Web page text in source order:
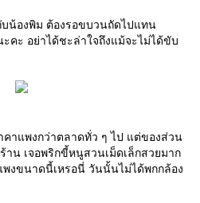
บน้องพิม ต้องรอขบวนถัดไปแทน
คะ อย่าได้ชะล่าใจถึงแม้จะไม่ได้ขับ
าแพงกว่าตลาดทั่ว ๆ ไป แต่ของส่วน
น เจอพริกขี้หนูสวนเม็ดเล็กสวยมาก
งขนาดนี้เหรอนี่ วันนั้นไม่ได้พกกล้อง